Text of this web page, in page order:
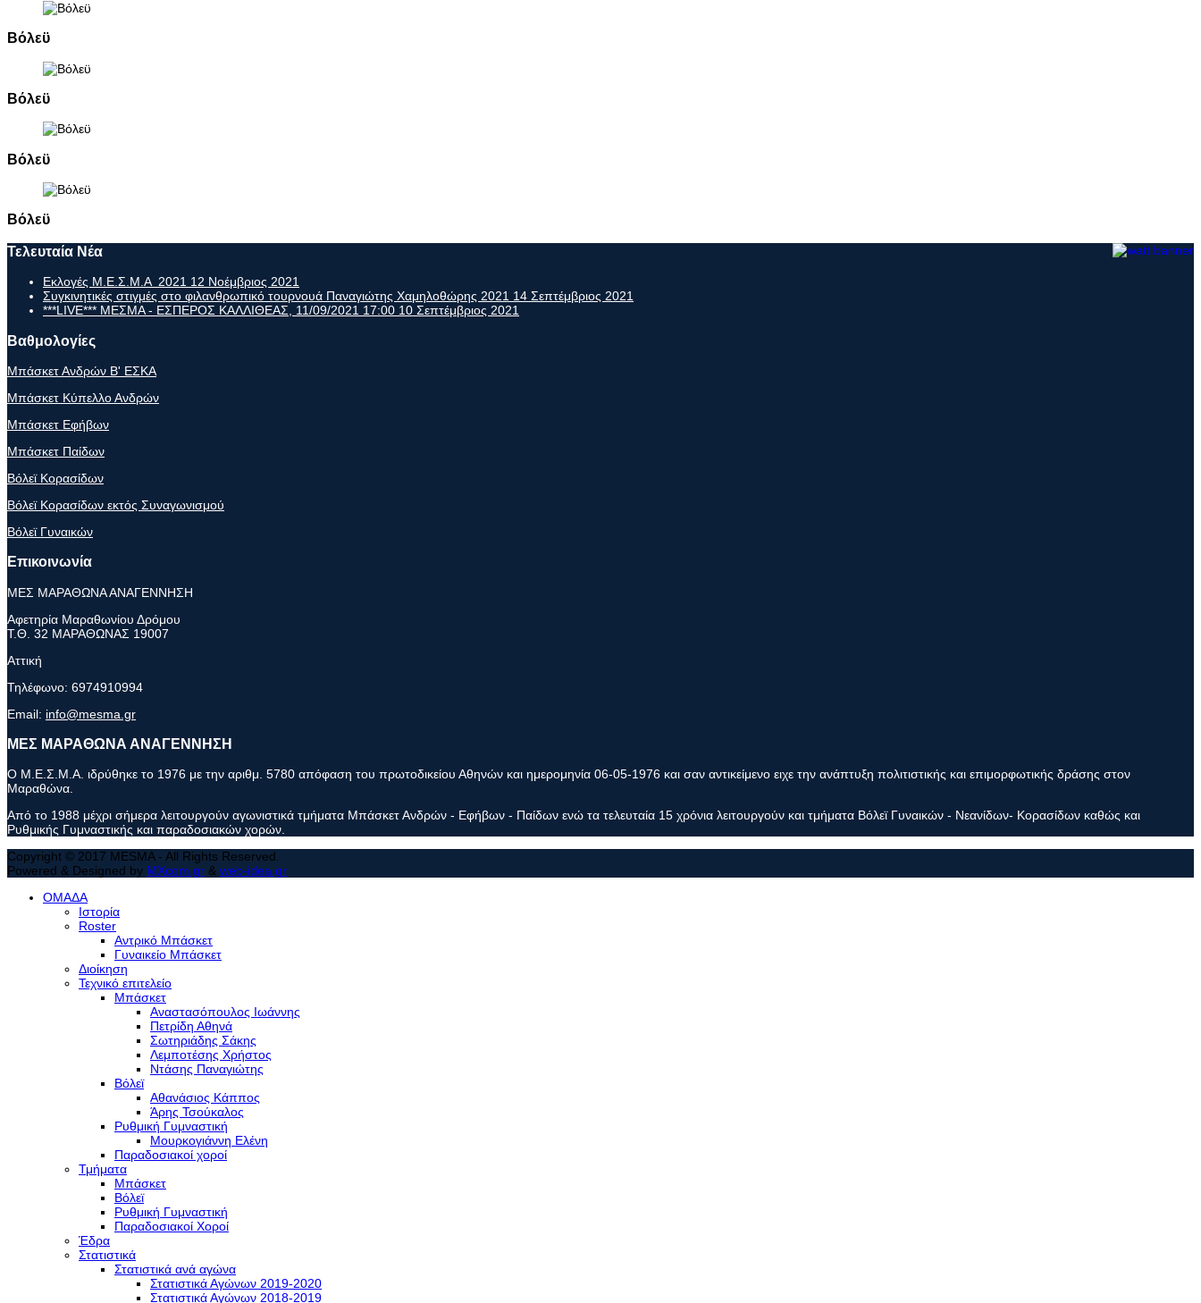
Βόλεϋ
Βόλεϋ
Βόλεϋ
Βόλεϋ
Τελευταία Νέα
Εκλογές Μ.Ε.Σ.Μ.Α 2021 12 Νοέμβριος 2021
Συγκινητικές στιγμές στο φιλανθρωπικό τουρνουά Παναγιώτης Χαμηλοθώρης 2021 14 Σεπτέμβριος 2021
***LIVE*** ΜΕΣΜΑ - ΕΣΠΕΡΟΣ ΚΑΛΛΙΘΕΑΣ, 11/09/2021 17:00 10 Σεπτέμβριος 2021
Βαθμολογίες
Μπάσκετ Ανδρών Β' ΕΣΚΑ
Μπάσκετ Κύπελλο Ανδρών
Μπάσκετ Εφήβων
Μπάσκετ Παίδων
Βόλεϊ Κορασίδων
Βόλεϊ Κορασίδων εκτός Συναγωνισμού
Βόλεϊ Γυναικών
Επικοινωνία
ΜΕΣ ΜΑΡΑΘΩΝΑ ΑΝΑΓΕΝΝΗΣΗ
Αφετηρία Μαραθωνίου Δρόμου
Τ.Θ. 32 ΜΑΡΑΘΩΝΑΣ 19007
Αττική
Τηλέφωνο: 6974910994
Email: info@mesma.gr
ΜΕΣ ΜΑΡΑΘΩΝΑ ΑΝΑΓΕΝΝΗΣΗ
Ο Μ.Ε.Σ.Μ.Α. ιδρύθηκε το 1976 με την αριθμ. 5780 απόφαση του πρωτοδικείου Αθηνών και ημερομηνία 06-05-1976 και σαν αντικείμενο ειχε την ανάπτυξη πολιτιστικής και επιμορφωτικής δράσης στον
Μαραθώνα.
Από το 1988 μέχρι σήμερα λειτουργούν αγωνιστικά τμήματα Μπάσκετ Ανδρών - Εφήβων - Παίδων ενώ τα τελευταία 15 χρόνια λειτουργούν και τμήματα Βόλεϊ Γυναικών - Νεανίδων- Κορασίδων καθώς και
Ρυθμικής Γυμναστικής και παραδοσιακών χορών.
Copyright © 2017 MESMA - All Rights Reserved.
Powered & Designed by MXcom.gr & web-idea.gr
ΟΜΑΔΑ
Ιστορία
Roster
Αντρικό Μπάσκετ
Γυναικείο Μπάσκετ
Διοίκηση
Τεχνικό επιτελείο
Μπάσκετ
Αναστασόπουλος Ιωάννης
Πετρίδη Αθηνά
Σωτηριάδης Σάκης
Λεμποτέσης Χρήστος
Ντάσης Παναγιώτης
Βόλεϊ
Αθανάσιος Κάππος
Άρης Τσούκαλος
Ρυθμική Γυμναστική
Μουρκογιάννη Ελένη
Παραδοσιακοί χοροί
Τμήματα
Μπάσκετ
Βόλεϊ
Ρυθμική Γυμναστική
Παραδοσιακοί Χοροί
Έδρα
Στατιστικά
Στατιστικά ανά αγώνα
Στατιστικά Αγώνων 2019-2020
Στατιστικά Αγώνων 2018-2019